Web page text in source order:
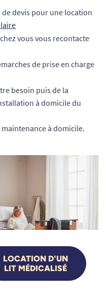
devis pour une location
vous vous recontacte
de prise en charge
besoin puis de la
à domicile du
à domicile.
LOCATION D'UN
LIT MÉDICALISÉ